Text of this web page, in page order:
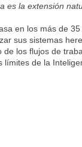
es la extensión
en los más de
sus sistemas
de los flujos de
límites de la